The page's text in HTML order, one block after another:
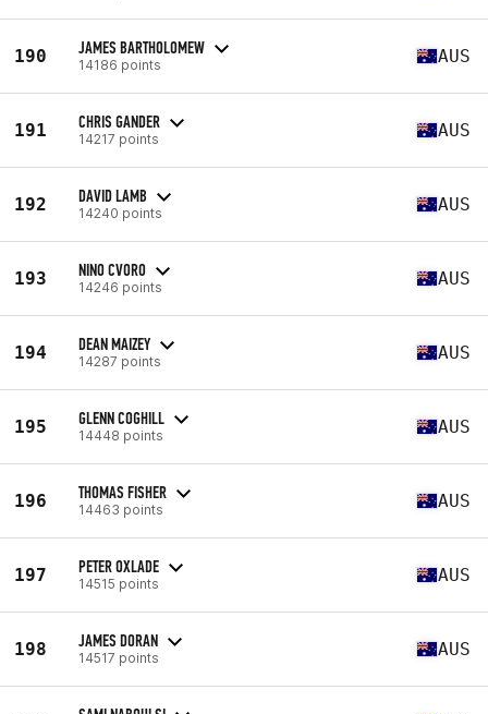
190 JAMES BARTHOLOMEW
14186 points AUS
191 CHRIS GANDER
14217 points AUS
192 DAVID LAMB
14240 points AUS
193 NINO CVORO
14246 points AUS
194 DEAN MAIZEY
14287 points AUS
195 GLENN COGHILL
14448 points AUS
196 THOMAS FISHER
14463 points AUS
197 PETER OXLADE
14515 points AUS
198 JAMES DORAN
14517 points AUS